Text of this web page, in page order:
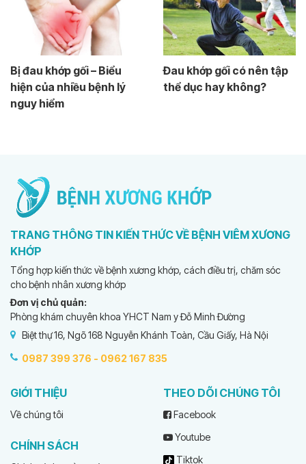
Bị đau khớp gối – Biểu
hiện của nhiều bệnh lý
nguy hiểm
Đau khớp gối có nên tập
thể dục hay không?
TRANG THÔNG TIN KIẾN THỨC VỀ BỆNH VIÊM XƯƠNG
KHỚP
Tổng hợp kiến thức về bệnh xương khớp, cách điều trị, chăm sóc
cho bệnh nhân xương khớp
Đơn vị chủ quản:
Phòng khám chuyên khoa YHCT Nam y Đỗ Minh Đường
Biệt thự 16, Ngõ 168 Nguyễn Khánh Toàn, Cầu Giấy, Hà Nội
0987 399 376 - 0962 167 835
GIỚI THIỆU
Về chúng tôi
CHÍNH SÁCH
THEO DÕI CHÚNG TÔI
Facebook
Youtube
Tiktok